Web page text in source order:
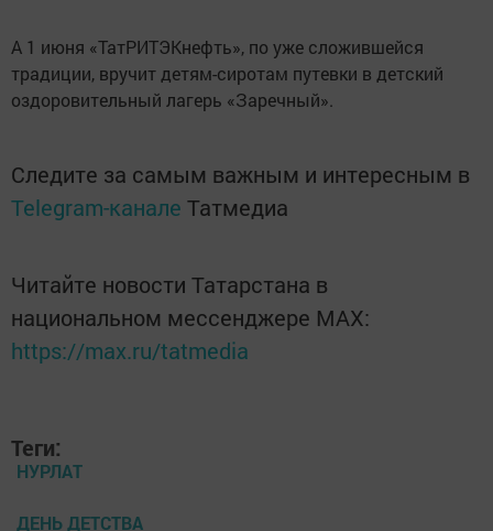
А 1 июня «ТатРИТЭКнефть», по уже сложившейся
традиции, вручит детям-сиротам путевки в детский
оздоровительный лагерь «Заречный».
Следите за самым важным и интересным в
Telegram-канале Татмедиа
Читайте новости Татарстана в
национальном мессенджере MАХ:
https://max.ru/tatmedia
Теги:
НУРЛАТ
ДЕНЬ ДЕТСТВА